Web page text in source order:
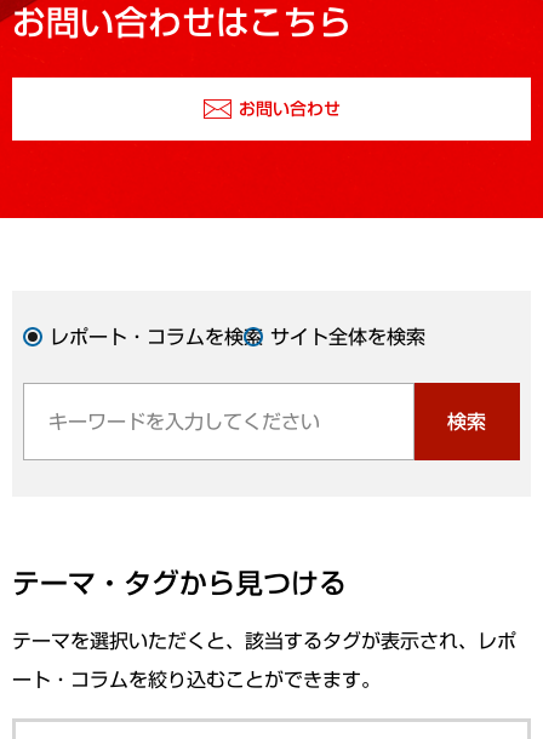
お問い合わせはこちら
お問い合わせ
レポート・コラムを検索 サイト全体を検索
検索
テーマ・タグから見つける
テーマを選択いただくと、該当するタグが表示され、レポ
ート・コラムを絞り込むことができます。